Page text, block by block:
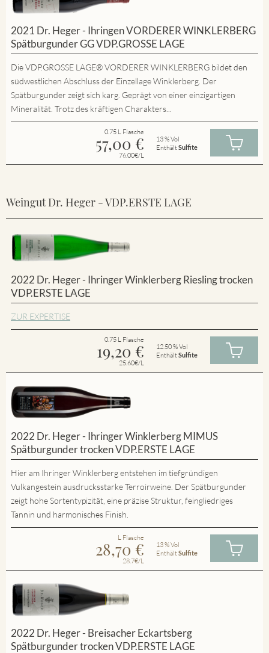
2021 Dr. Heger - Ihringen VORDERER WINKLERBERG
Spätburgunder GG VDP.GROSSE LAGE
Die VDP.GROSSE LAGE® VORDERER WINKLERBERG bildet den
südwestlichen Abschluss der Einzellage Winklerberg. Der
Spätburgunder zeigt sich karg. Geprägt von einer einzigartigen
Mineralität. Trotz des kräftigen Charakters...
0.75 L Flasche
57,00 €
76.00€/L
13 % Vol
EnthältSulfite
Weingut Dr. Heger - VDP.ERSTE LAGE
2022 Dr. Heger - Ihringer Winklerberg Riesling trocken
VDP.ERSTE LAGE
ZUR EXPERTISE
0.75 L Flasche
19,20 €
25.60€/L
12.50 % Vol
EnthältSulfite
2022 Dr. Heger - Ihringer Winklerberg MIMUS
Spätburgunder trocken VDP.ERSTE LAGE
Hier am Ihringer Winklerberg entstehen im tiefgründigen
Vulkangestein ausdrucksstarke Terroirweine. Der Spätburgunder
zeigt hohe Sortentypizität, eine präzise Struktur, feingliedriges
Tannin und harmonisches Finish.
L Flasche
28,70 €
28.7€/L
13 % Vol
EnthältSulfite
2022 Dr. Heger - Breisacher Eckartsberg
Spätburgunder trocken VDP.ERSTE LAGE